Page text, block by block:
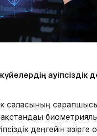
қауіпсіздік
саласының
деңгейін әзірге